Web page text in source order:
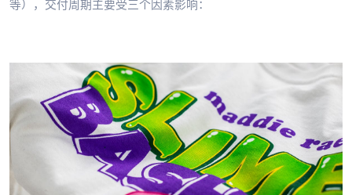
等），交付周期主要受三个因素影响：